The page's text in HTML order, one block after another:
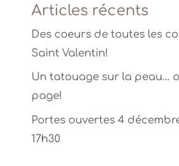
Articles récents
Des coeurs de toutes les
Saint Valentin!
Un tatouage sur la peau…
page!
Portes ouvertes 4
17h30